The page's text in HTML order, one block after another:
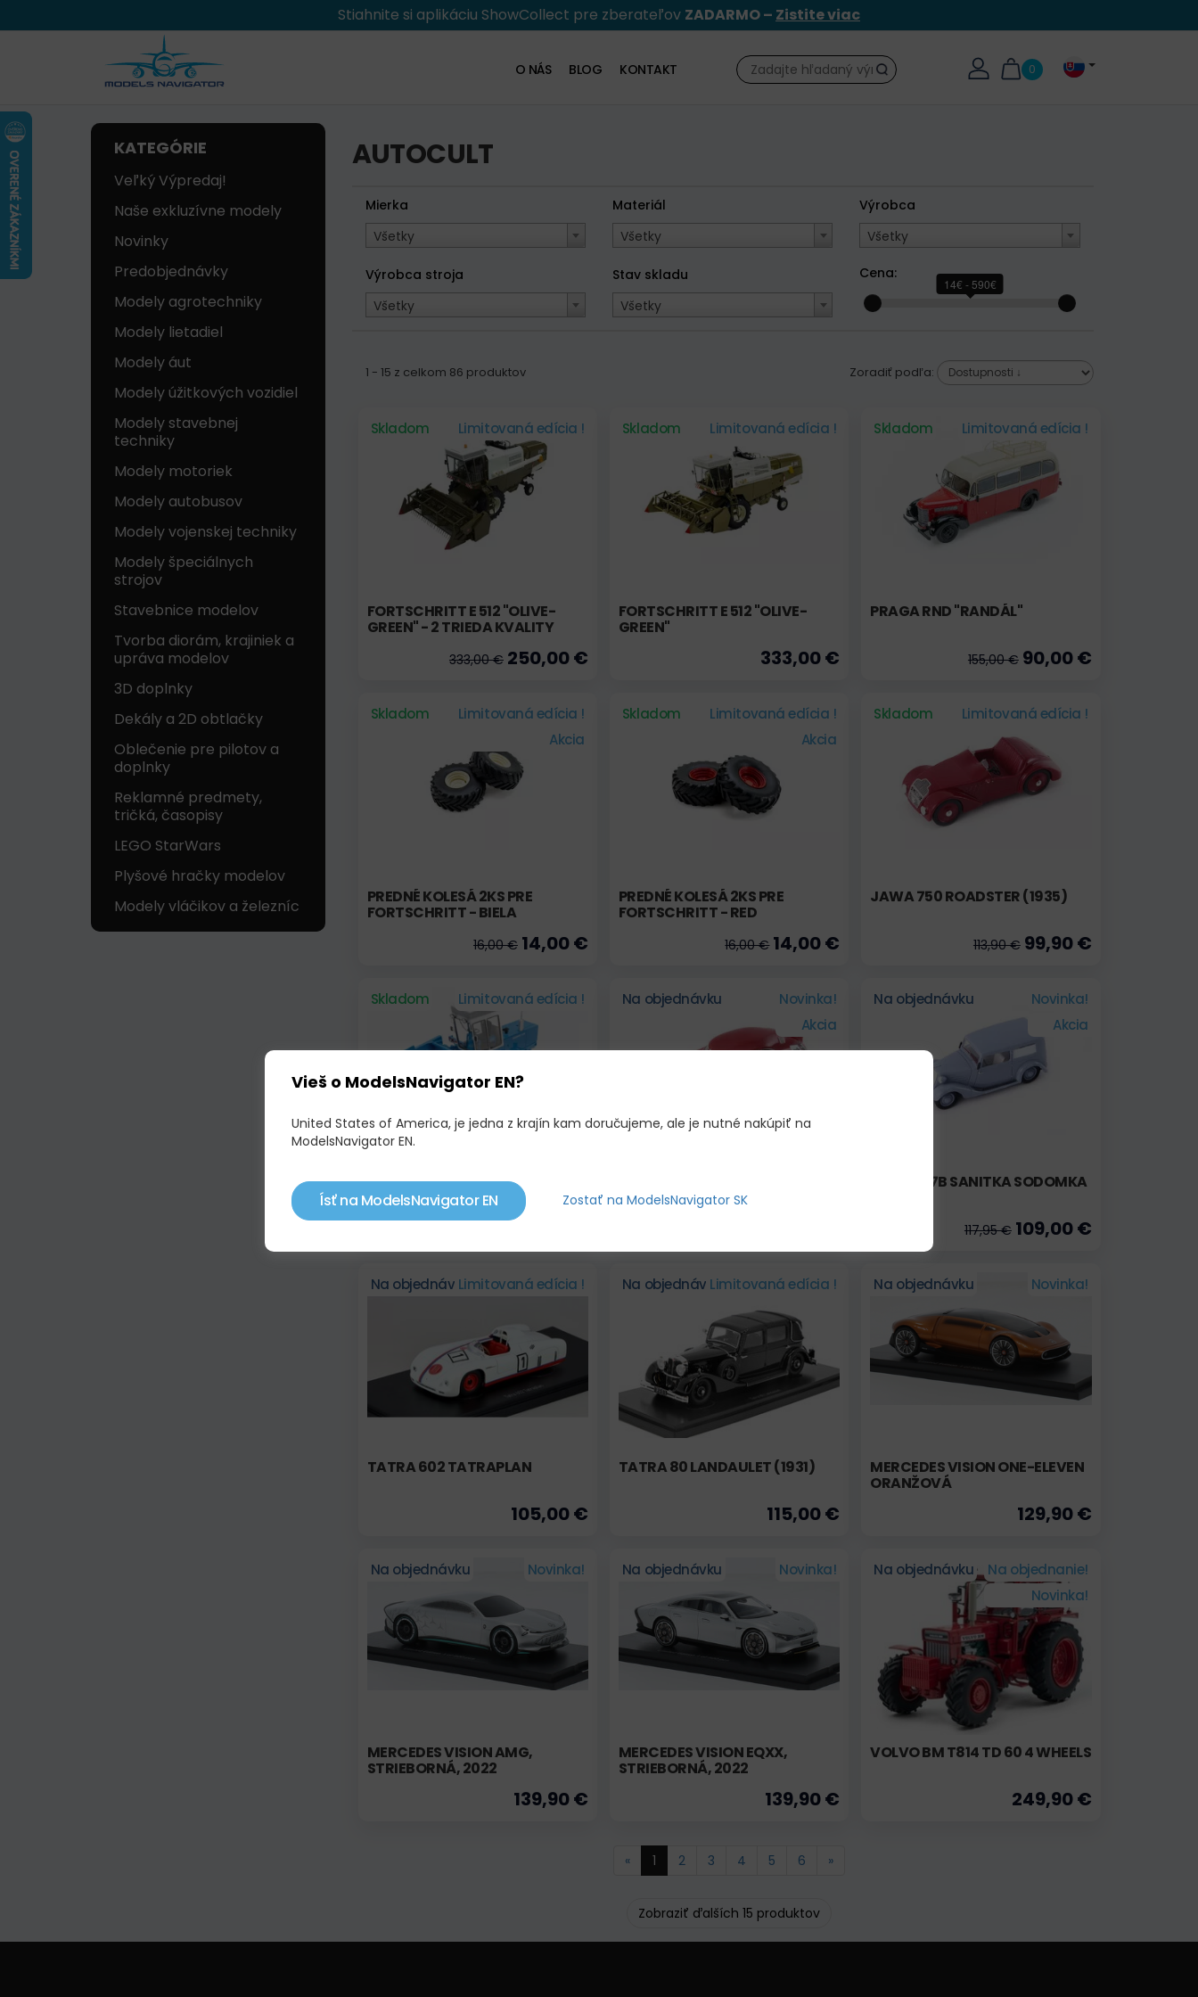
Stiahnite si aplikáciu ShowCollect pre zberateľov ZADARMO – Zistite viac
0
Hľadať
O NÁS BLOG KONTAKT
KATEGÓRIE
Veľký Výpredaj!
Naše exkluzívne modely
Novinky
Predobjednávky
Modely agrotechniky
Modely lietadiel
Modely áut
Modely úžitkových vozidiel
Modely stavebnej
techniky
Modely motoriek
Modely autobusov
Modely vojenskej techniky
Modely špeciálnych
strojov
Stavebnice modelov
Tvorba diorám, krajiniek a
upráva modelov
3D doplnky
Dekály a 2D obtlačky
Oblečenie pre pilotov a
doplnky
Reklamné predmety,
tričká, časopisy
LEGO StarWars
Plyšové hračky modelov
Modely vláčikov a železníc
AUTOCULT
Mierka
Všetky
Materiál
Všetky
Výrobca
Všetky
Výrobca stroja
Všetky
Stav skladu
Všetky
Cena:
14€ - 590€
1 - 15 z celkom 86 produktov Zoradiť podľa:
Skladom Limitovaná edícia !
FORTSCHRITT E 512 "OLIVE-
GREEN" - 2 TRIEDA KVALITY
333,00 €250,00 €
Skladom Limitovaná edícia !
FORTSCHRITT E 512 "OLIVE-
GREEN"
333,00 €
Skladom Limitovaná edícia !
PRAGA RND "RANDÁL"
155,00 €90,00 €
Skladom
Limitovaná edícia !
Akcia
PREDNÉ KOLESÁ 2KS PRE
FORTSCHRITT - BIELA
16,00 €14,00 €
Skladom
Limitovaná edícia !
Akcia
PREDNÉ KOLESÁ 2KS PRE
FORTSCHRITT - RED
16,00 €14,00 €
Skladom Limitovaná edícia !
JAWA 750 ROADSTER (1935)
113,90 €99,90 €
Skladom Limitovaná edícia !
FORTSCHRITT E 302 S LIŠTOU E
021
333,00 €
Na objednávku
Novinka!
Akcia
Na objednávku
Novinka!
Akcia
TATRA 57B SANITKA SODOMKA
117,95 €109,00 €
Na objednávkuLimitovaná edícia !
TATRA 602 TATRAPLAN
105,00 €
Na objednávkuLimitovaná edícia !
TATRA 80 LANDAULET (1931)
115,00 €
Na objednávku Novinka!
MERCEDES VISION ONE-ELEVEN
ORANŽOVÁ
129,90 €
Na objednávku Novinka!
MERCEDES VISION AMG,
STRIEBORNÁ, 2022
139,90 €
Na objednávku Novinka!
MERCEDES VISION EQXX,
STRIEBORNÁ, 2022
139,90 €
Na objednávku
Na objednanie!
Novinka!
VOLVO BM T814 TD 60 4 WHEELS
249,90 €
« 1 2 3 4 5 6 »
Zobraziť ďalších 15 produktov
Vieš o ModelsNavigator EN?
United States of America, je jedna z krajín kam doručujeme, ale je nutné nakúpiť na
ModelsNavigator EN.
Ísť na ModelsNavigator EN Zostať na ModelsNavigator SK